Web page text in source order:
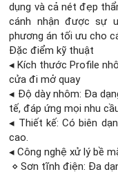
dụng và cả nét đẹp
cánh nhận được sự
phương án tối ưu cho
Đặc điểm kỹ thuật
◂ Kích thước Profile
cửa đi mở quay
◂ Độ dày nhôm: Đa
tế, đáp ứng mọi nhu
◂ Thiết kế: Có biên
cao.
◂ Công nghệ xử lý bề
⋄ Sơn tĩnh điện: Đa